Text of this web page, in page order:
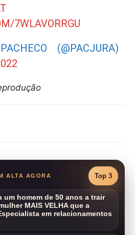
7WLAVORRGU
(@PACJURA)
ALTA AGORA Top 3
um homem de 50 anos a trair
MAIS VELHA que a
em relacionamentos